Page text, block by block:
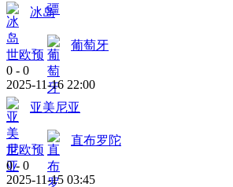
冰岛
世欧预
葡萄牙
0 - 0
2025-11-16 22:00
亚美尼亚
世欧预
直布罗陀
0 - 0
2025-11-15 03:45